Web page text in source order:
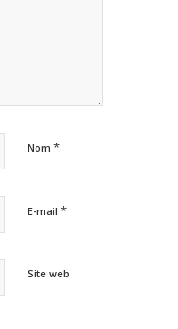
Nom *
E-mail *
Site web